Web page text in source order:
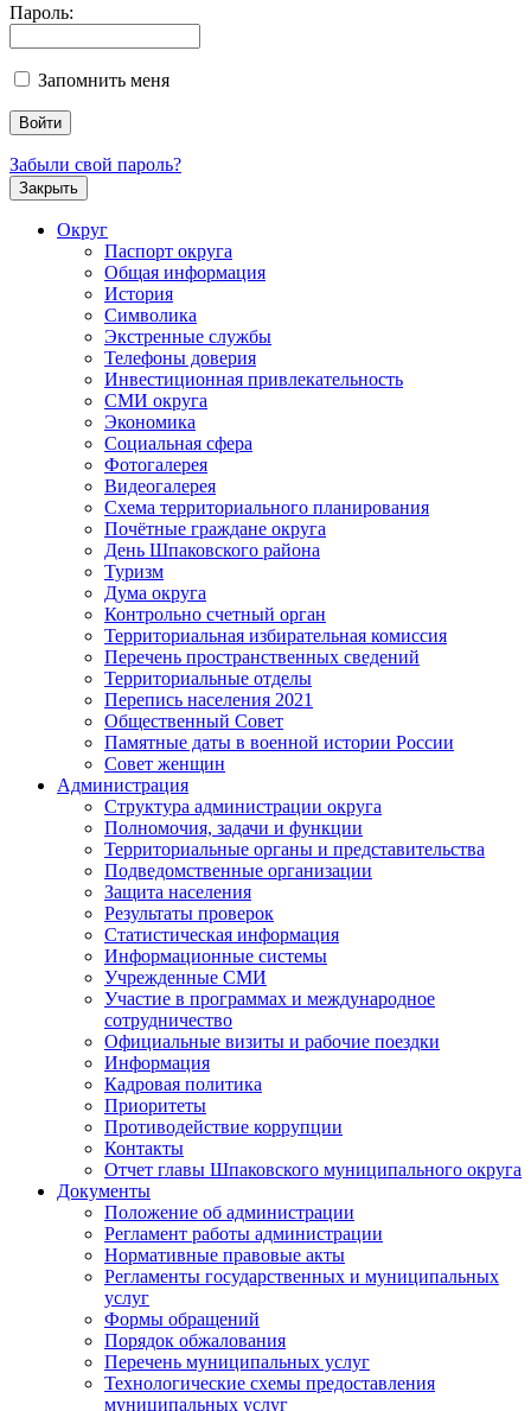
Пароль:
Запомнить меня
Забыли свой пароль?
Закрыть
Округ
Паспорт округа
Общая информация
История
Символика
Экстренные службы
Телефоны доверия
Инвестиционная привлекательность
СМИ округа
Экономика
Социальная сфера
Фотогалерея
Видеогалерея
Схема территориального планирования
Почётные граждане округа
День Шпаковского района
Туризм
Дума округа
Контрольно счетный орган
Территориальная избирательная комиссия
Перечень пространственных сведений
Территориальные отделы
Перепись населения 2021
Общественный Совет
Памятные даты в военной истории России
Совет женщин
Администрация
Структура администрации округа
Полномочия, задачи и функции
Территориальные органы и представительства
Подведомственные организации
Защита населения
Результаты проверок
Статистическая информация
Информационные системы
Учрежденные СМИ
Участие в программах и международное
сотрудничество
Официальные визиты и рабочие поездки
Информация
Кадровая политика
Приоритеты
Противодействие коррупции
Контакты
Отчет главы Шпаковского муниципального округа
Документы
Положение об администрации
Регламент работы администрации
Нормативные правовые акты
Регламенты государственных и муниципальных
услуг
Формы обращений
Порядок обжалования
Перечень муниципальных услуг
Технологические схемы предоставления
муниципальных услуг